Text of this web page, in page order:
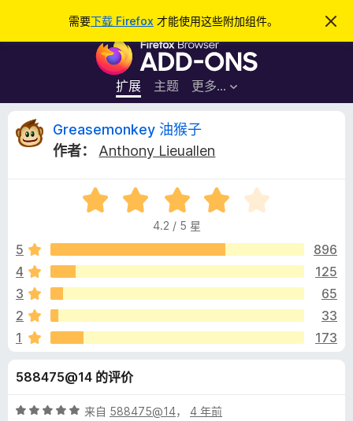
需要下载 Firefox 才能使用这些附加组件。
忽
此
F
r
e
f
o
x
览
器
附
加
件
扩展 主题 更多…
登录
G
a
s
e
m
o
Greasemonkey 油猴子
作者：
Anthony Lieuallen
评
分
.
/
4.2 / 5 星
5
896
4
125
3
65
2
33
1
173
588475@14 的评价
评
来自 588475@14， 4 年前